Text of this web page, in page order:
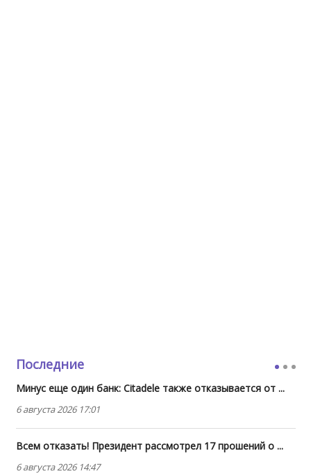
Последние
Минус еще один банк: Citadele также отказывается от ...
6 августа 2026 17:01
Всем отказать! Президент рассмотрел 17 прошений о ...
6 августа 2026 14:47